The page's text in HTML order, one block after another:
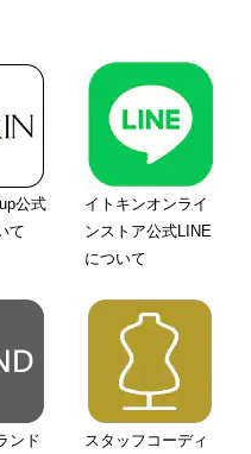
公式
て
イトキンオンライ
ンストア公式LINE
について
ンド
スタッフコーディ